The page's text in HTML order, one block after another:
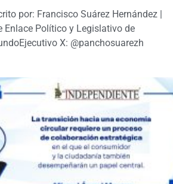
por: Francisco Suárez Hernández |
Enlace Político y Legislativo de
X: @panchosuarezh